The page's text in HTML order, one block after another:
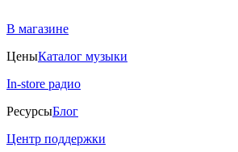
В магазине
ЦеныКаталог музыки
In-store радио
РесурсыБлог
Центр поддержки